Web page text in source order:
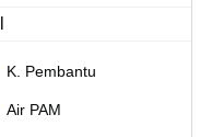
K. Pembantu
Air PAM